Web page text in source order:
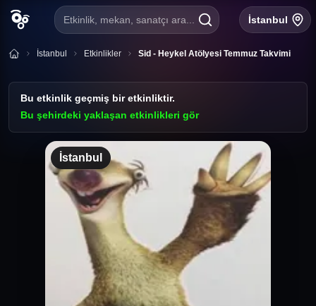
Etkinlik, mekan, sanatçı ara... İstanbul
İstanbul Etkinlikler Sid - Heykel Atölyesi Temmuz Takvimi
Bu etkinlik geçmiş bir etkinliktir.
Bu şehirdeki yaklaşan etkinlikleri gör
İstanbul